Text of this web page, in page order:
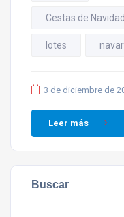
Cestas de
lotes
3 de diciembre de
Leer más
Buscar